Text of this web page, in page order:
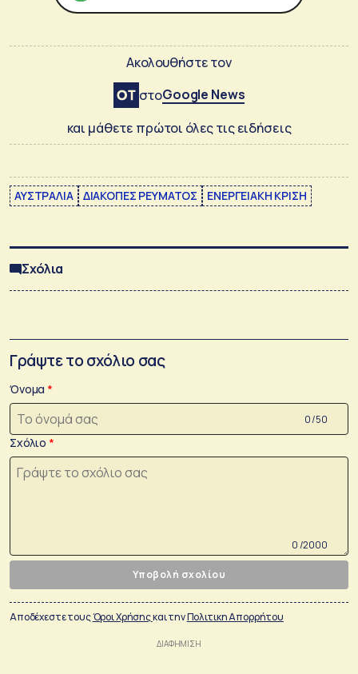
Ακολουθήστε τον
στοGoogle News
και μάθετε πρώτοι όλες τις ειδήσεις
ΑΥΣΤΡΑΛΙΑ ΔΙΑΚΟΠΕΣ ΡΕΥΜΑΤΟΣ ΕΝΕΡΓΕΙΑΚΗ ΚΡΙΣΗ
Σχόλια
Γράψτε το σχόλιο σας
Όνομα
0 /50
Σχόλιο
0 /2000
Υποβολή σχολίου
Αποδέχεστε τουςΌροι Χρήσηςκαι τηνΠολιτικη Απορρήτου